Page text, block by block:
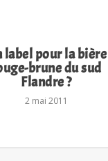
label pour la bière
brune du sud
Flandre ?
2 mai 2011